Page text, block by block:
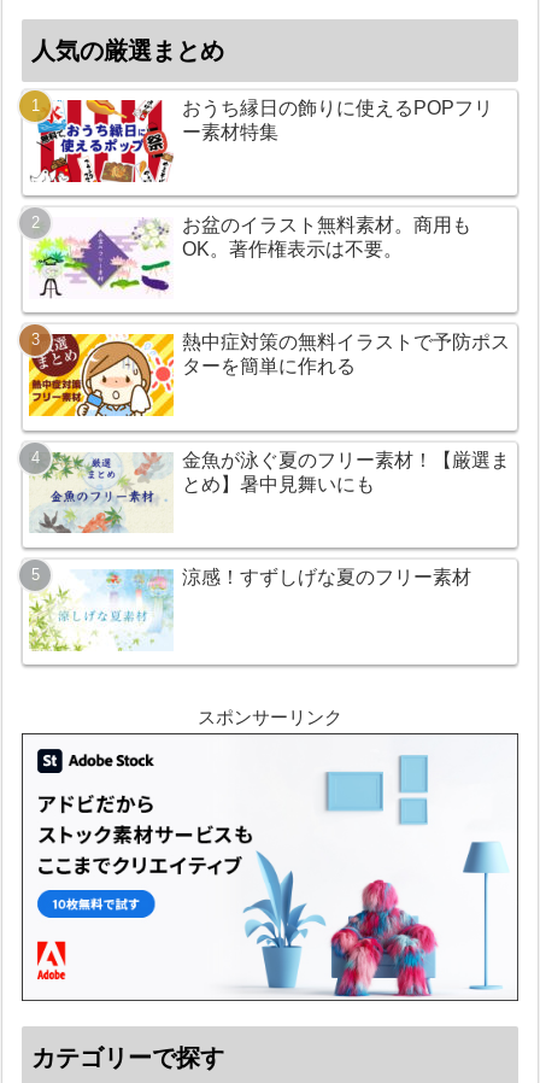
人気の厳選まとめ
おうち縁日の飾りに使えるPOPフリ
ー素材特集
お盆のイラスト無料素材。商用も
OK。著作権表示は不要。
熱中症対策の無料イラストで予防ポス
ターを簡単に作れる
金魚が泳ぐ夏のフリー素材！【厳選ま
とめ】暑中見舞いにも
涼感！すずしげな夏のフリー素材
スポンサーリンク
カテゴリーで探す